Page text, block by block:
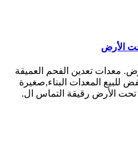
الأرض
معدات تعدين الفحم العميقة
للبيع المعدات البناء,صغيرة
تحت الأرض رقيقة التماس ال.